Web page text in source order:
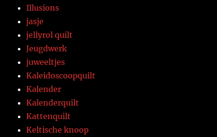
Illusions
jasje
jellyrol quilt
Jeugdwerk
juweeltjes
Kaleidoscoopquilt
Kalender
Kalenderquilt
Kattenquilt
Keltische knoop